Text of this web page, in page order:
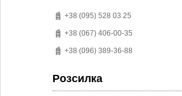
+38 (095) 528 03 25
+38 (067) 406-00-35
+38 (096) 389-36-88
Розсилка